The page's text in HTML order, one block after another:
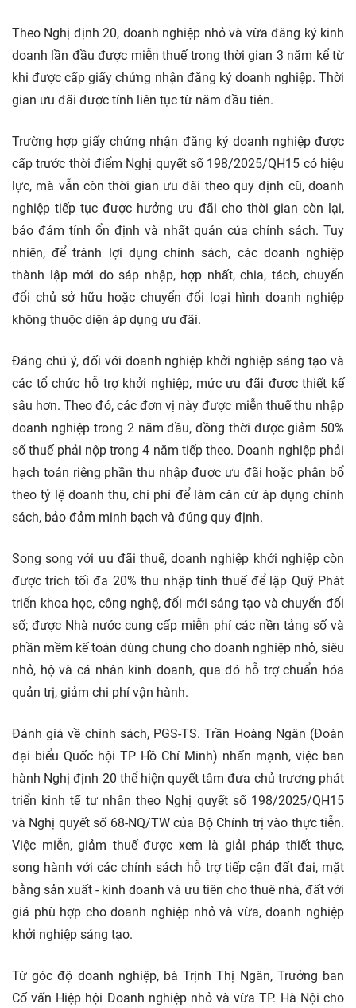
Theo Nghị định 20, doanh nghiệp nhỏ và vừa đăng ký kinh
doanh lần đầu được miễn thuế trong thời gian 3 năm kể từ
khi được cấp giấy chứng nhận đăng ký doanh nghiệp. Thời
gian ưu đãi được tính liên tục từ năm đầu tiên.
Trường hợp giấy chứng nhận đăng ký doanh nghiệp được
cấp trước thời điểm Nghị quyết số 198/2025/QH15 có hiệu
lực, mà vẫn còn thời gian ưu đãi theo quy định cũ, doanh
nghiệp tiếp tục được hưởng ưu đãi cho thời gian còn lại,
bảo đảm tính ổn định và nhất quán của chính sách. Tuy
nhiên, để tránh lợi dụng chính sách, các doanh nghiệp
thành lập mới do sáp nhập, hợp nhất, chia, tách, chuyển
đổi chủ sở hữu hoặc chuyển đổi loại hình doanh nghiệp
không thuộc diện áp dụng ưu đãi.
Đáng chú ý, đối với doanh nghiệp khởi nghiệp sáng tạo và
các tổ chức hỗ trợ khởi nghiệp, mức ưu đãi được thiết kế
sâu hơn. Theo đó, các đơn vị này được miễn thuế thu nhập
doanh nghiệp trong 2 năm đầu, đồng thời được giảm 50%
số thuế phải nộp trong 4 năm tiếp theo. Doanh nghiệp phải
hạch toán riêng phần thu nhập được ưu đãi hoặc phân bổ
theo tỷ lệ doanh thu, chi phí để làm căn cứ áp dụng chính
sách, bảo đảm minh bạch và đúng quy định.
Song song với ưu đãi thuế, doanh nghiệp khởi nghiệp còn
được trích tối đa 20% thu nhập tính thuế để lập Quỹ Phát
triển khoa học, công nghệ, đổi mới sáng tạo và chuyển đổi
số; được Nhà nước cung cấp miễn phí các nền tảng số và
phần mềm kế toán dùng chung cho doanh nghiệp nhỏ, siêu
nhỏ, hộ và cá nhân kinh doanh, qua đó hỗ trợ chuẩn hóa
quản trị, giảm chi phí vận hành.
Đánh giá về chính sách, PGS-TS. Trần Hoàng Ngân (Đoàn
đại biểu Quốc hội TP Hồ Chí Minh) nhấn mạnh, việc ban
hành Nghị định 20 thể hiện quyết tâm đưa chủ trương phát
triển kinh tế tư nhân theo Nghị quyết số 198/2025/QH15
và Nghị quyết số 68-NQ/TW của Bộ Chính trị vào thực tiễn.
Việc miễn, giảm thuế được xem là giải pháp thiết thực,
song hành với các chính sách hỗ trợ tiếp cận đất đai, mặt
bằng sản xuất - kinh doanh và ưu tiên cho thuê nhà, đất với
giá phù hợp cho doanh nghiệp nhỏ và vừa, doanh nghiệp
khởi nghiệp sáng tạo.
Từ góc độ doanh nghiệp, bà Trịnh Thị Ngân, Trưởng ban
Cố vấn Hiệp hội Doanh nghiệp nhỏ và vừa TP. Hà Nội cho